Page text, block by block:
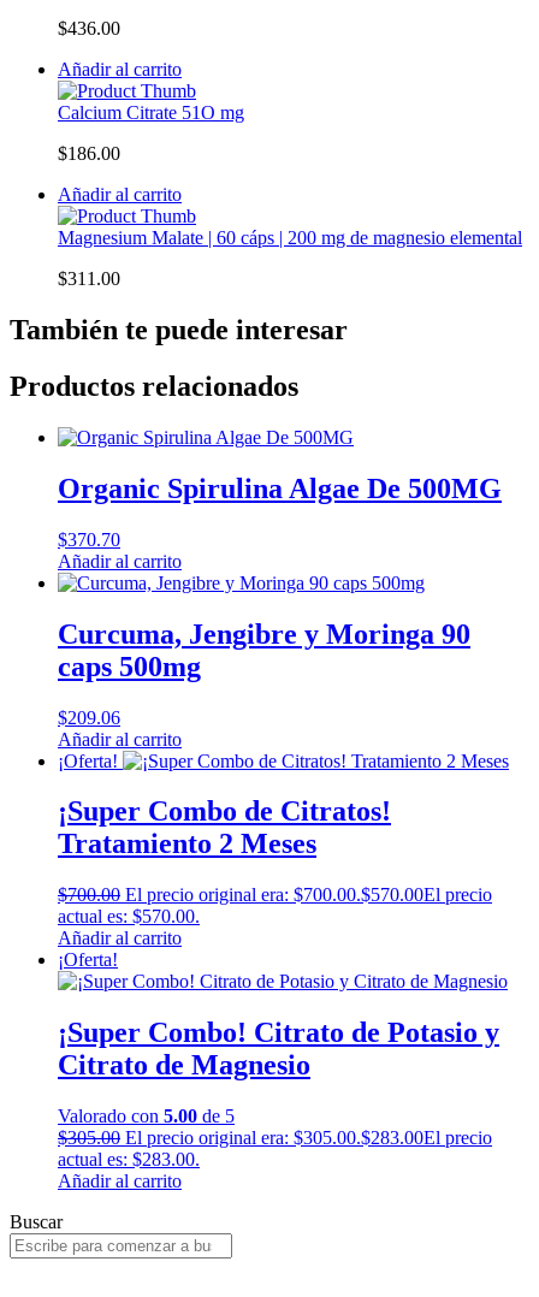
$436.00
Añadir al carrito
Calcium Citrate 51O mg
$186.00
Añadir al carrito
Magnesium Malate | 60 cáps | 200 mg de magnesio elemental
$311.00
También te puede interesar
Productos relacionados
Organic Spirulina Algae De 500MG
$370.70
Añadir al carrito
Curcuma, Jengibre y Moringa 90
caps 500mg
$209.06
Añadir al carrito
¡Oferta!
¡Super Combo de Citratos!
Tratamiento 2 Meses
$700.00 El precio original era: $700.00.$570.00El precio
actual es: $570.00.
Añadir al carrito
¡Oferta!
¡Super Combo! Citrato de Potasio y
Citrato de Magnesio
Valorado con 5.00 de 5
$305.00 El precio original era: $305.00.$283.00El precio
actual es: $283.00.
Añadir al carrito
Buscar